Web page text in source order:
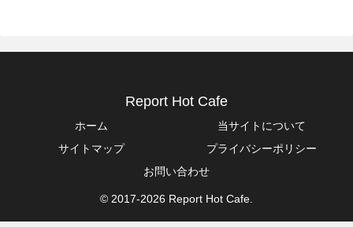
Report Hot Cafe
ホーム
当サイトについて
サイトマップ
プライバシーポリシー
お問い合わせ
© 2017-2026 Report Hot Cafe.